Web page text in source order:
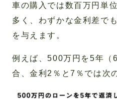
車の購入では数百万円単
多く、わずかな金利差で
を与えます。
例えば、500万円を5年（
合、金利2％と7％では次